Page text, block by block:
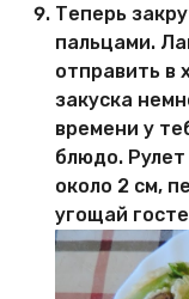
Теперь
пальцами.
отправить в
закуска
времени у
блюдо.
около 2 см,
угощай